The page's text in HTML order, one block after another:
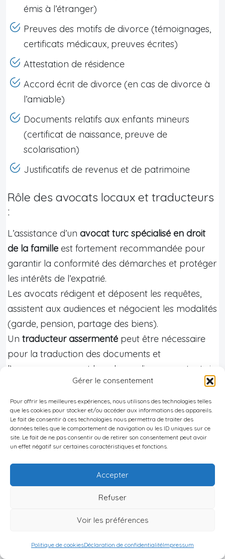
Gérer le consentement
Pour offrir les meilleures expériences, nous utilisons des technologies telles
que les cookies pour stocker et/ou accéder aux informations des appareils.
Le fait de consentir à ces technologies nous permettra de traiter des
données telles que le comportement de navigation ou les ID uniques sur ce
site. Le fait de ne pas consentir ou de retirer son consentement peut avoir
un effet négatif sur certaines caractéristiques et fonctions.
Accepter
Refuser
Voir les préférences
Politique de cookiesDéclaration de confidentialitéImpressum
émis à l’étranger)
Preuves des motifs de divorce (témoignages,
certificats médicaux, preuves écrites)
Attestation de résidence
Accord écrit de divorce (en cas de divorce à
l’amiable)
Documents relatifs aux enfants mineurs
(certificat de naissance, preuve de
scolarisation)
Justificatifs de revenus et de patrimoine
Rôle des avocats locaux et traducteurs
:
L’assistance d’un avocat turc spécialisé en droit
de la famille est fortement recommandée pour
garantir la conformité des démarches et protéger
les intérêts de l’expatrié.
Les avocats rédigent et déposent les requêtes,
assistent aux audiences et négocient les modalités
(garde, pension, partage des biens).
Un traducteur assermenté peut être nécessaire
pour la traduction des documents et
l’accompagnement lors des audiences, surtout si
l’expatrié ne parle pas turc.
Reconnaissance des décisions de
divorce étrangères :
Un divorce prononcé à l’étranger n’est pas
l’objet d’une procédure d’exequatur auprès des
tribunaux turcs.
Conditions principales : décision définitive,
absence de compétence exclusive des tribunaux
de contradiction avec l’ordre public turc.